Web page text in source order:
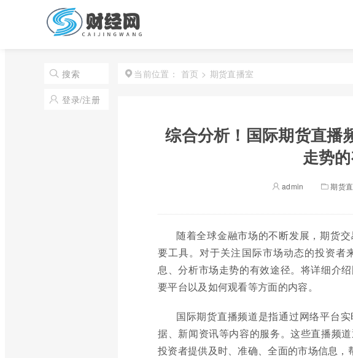
搜索
登录/注册
当前位置： 首页 > 期货直播室
综合分析！国际期货直播
走势
admin 期货
随着全球金融市场的不断发展，期货
要工具。对于关注国际市场动态的投资
息、分析市场走势的有效途径。将详细介
要平台以及如何观看等方面的内容。
国际期货直播频道是指通过网络平台
据、新闻资讯等内容的服务。这些直播频
投资者提供及时、准确、全面的市场信息，